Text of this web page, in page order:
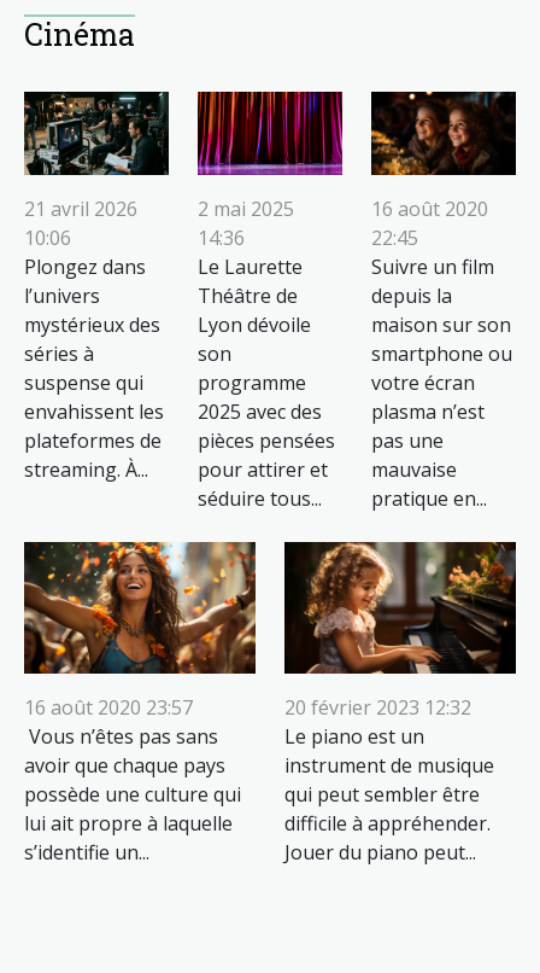
Cinéma
21 avril 2026
10:06
Plongez dans
l’univers
mystérieux des
séries à
suspense qui
envahissent les
plateformes de
streaming. À...
2 mai 2025
14:36
Le Laurette
Théâtre de
Lyon dévoile
son
programme
2025 avec des
pièces pensées
pour attirer et
séduire tous...
16 août 2020
22:45
Suivre un film
depuis la
maison sur son
smartphone ou
votre écran
plasma n’est
pas une
mauvaise
pratique en...
16 août 2020 23:57
Vous n’êtes pas sans
avoir que chaque pays
possède une culture qui
lui ait propre à laquelle
s’identifie un...
20 février 2023 12:32
Le piano est un
instrument de musique
qui peut sembler être
difficile à appréhender.
Jouer du piano peut...